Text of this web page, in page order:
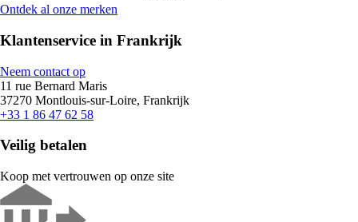
Ontdek al onze merken
Klantenservice in Frankrijk
Neem contact op
11 rue Bernard Maris
37270 Montlouis-sur-Loire, Frankrijk
+33 1 86 47 62 58
Veilig betalen
Koop met vertrouwen op onze site